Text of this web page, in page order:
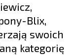
Blix,
swoich
kategorię